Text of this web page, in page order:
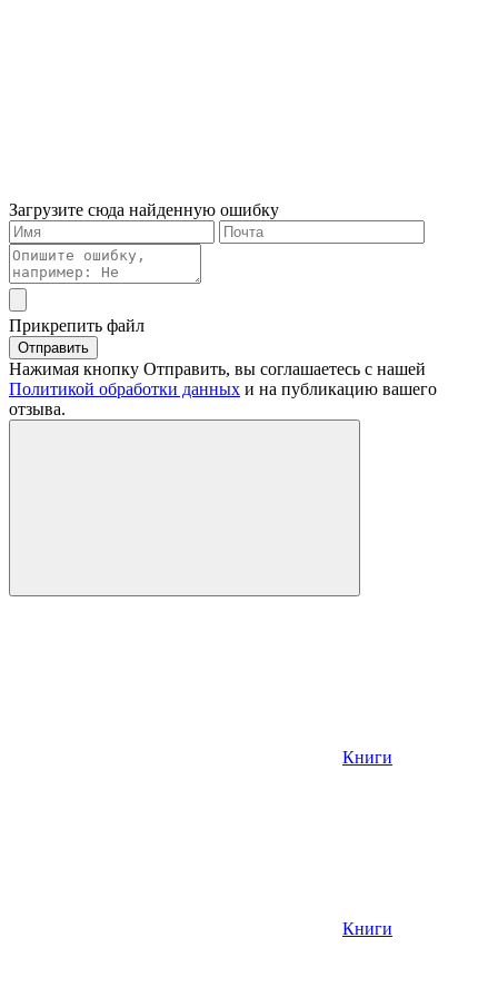
Загрузите сюда найденную ошибку
Прикрепить файл
Отправить
Нажимая кнопку Отправить, вы соглашаетесь с нашей
Политикой обработки данных и на публикацию вашего
отзыва.
Книги
Книги